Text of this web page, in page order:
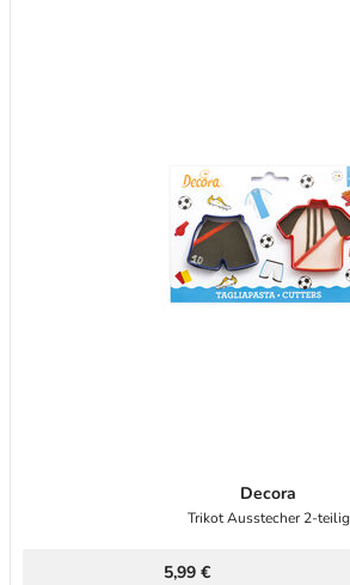
Decora
Trikot Ausstecher 2-teilig
5,99 €